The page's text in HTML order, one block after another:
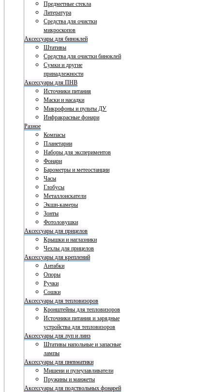
Предметные стекла
Литература
Средства для очистки
микроскопов
Аксессуары для биноклей
Штативы
Средства для очистки биноклей
Сумки и другие
принадлежности
Аксессуары для ПНВ
Источники питания
Маски и насадки
Микрофоны и пульты ДУ
Инфракрасные фонари
Разное
Компасы
Планетарии
Наборы для экспериментов
Фонари
Барометры и метеостанции
Часы
Глобусы
Металлоискатели
Экшн-камеры
Зонты
Фотоловушки
Аксессуары для прицелов
Крышки и наглазники
Чехлы для прицелов
Аксессуары для креплений
Антабки
Опоры
Ручки
Сошки
Аксессуары для тепловизоров
Кронштейны для тепловизоров
Источники питания и зарядные
устройства для тепловизоров
Аксессуары для луп и линз
Штативы напольные и запасные
лампы
Аксессуары для пневматики
Мишени и пулеулавливатели
Пружины и манжеты
Аксессуары для подствольных фонарей